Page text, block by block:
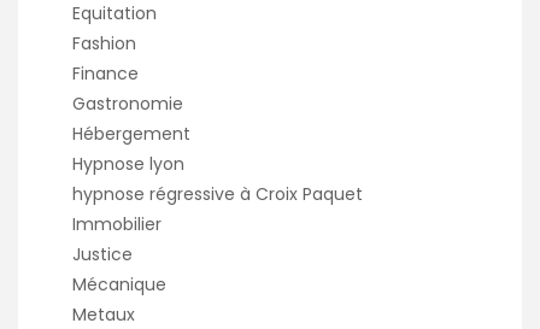
Equitation
Fashion
Finance
Gastronomie
Hébergement
Hypnose lyon
hypnose régressive à Croix Paquet
Immobilier
Justice
Mécanique
Metaux